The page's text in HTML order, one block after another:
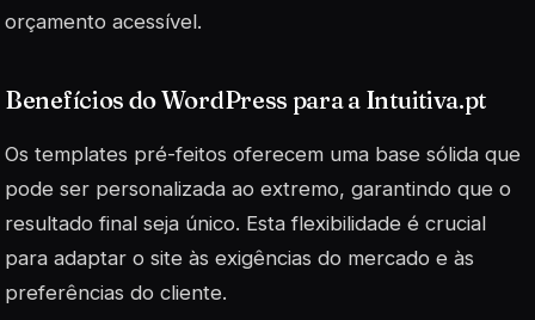
orçamento acessível.
Benefícios do WordPress para a Intuitiva.pt
Os templates pré-feitos oferecem uma base sólida que
pode ser personalizada ao extremo, garantindo que o
resultado final seja único. Esta flexibilidade é crucial
para adaptar o site às exigências do mercado e às
preferências do cliente.